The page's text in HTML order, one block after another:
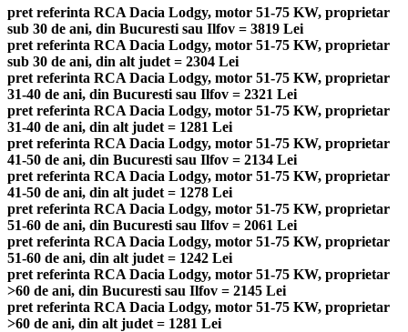
pret referinta RCA Dacia Lodgy, motor 51-75 KW, proprietar
sub 30 de ani, din Bucuresti sau Ilfov = 3819 Lei
pret referinta RCA Dacia Lodgy, motor 51-75 KW, proprietar
sub 30 de ani, din alt judet = 2304 Lei
pret referinta RCA Dacia Lodgy, motor 51-75 KW, proprietar
31-40 de ani, din Bucuresti sau Ilfov = 2321 Lei
pret referinta RCA Dacia Lodgy, motor 51-75 KW, proprietar
31-40 de ani, din alt judet = 1281 Lei
pret referinta RCA Dacia Lodgy, motor 51-75 KW, proprietar
41-50 de ani, din Bucuresti sau Ilfov = 2134 Lei
pret referinta RCA Dacia Lodgy, motor 51-75 KW, proprietar
41-50 de ani, din alt judet = 1278 Lei
pret referinta RCA Dacia Lodgy, motor 51-75 KW, proprietar
51-60 de ani, din Bucuresti sau Ilfov = 2061 Lei
pret referinta RCA Dacia Lodgy, motor 51-75 KW, proprietar
51-60 de ani, din alt judet = 1242 Lei
pret referinta RCA Dacia Lodgy, motor 51-75 KW, proprietar
>60 de ani, din Bucuresti sau Ilfov = 2145 Lei
pret referinta RCA Dacia Lodgy, motor 51-75 KW, proprietar
>60 de ani, din alt judet = 1281 Lei